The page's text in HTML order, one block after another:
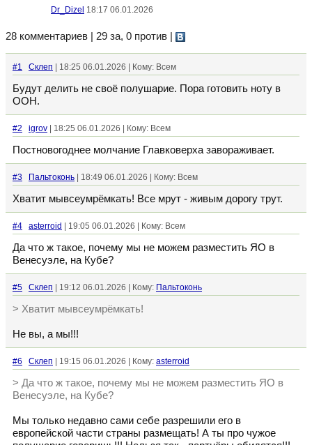
Dr_Dizel 18:17 06.01.2026
28 комментариев | 29 за, 0 против
#1 Склеп | 18:25 06.01.2026 | Кому: Всем
Будут делить не своё полушарие. Пора готовить ноту в
ООН.
#2 igrov | 18:25 06.01.2026 | Кому: Всем
Постновогоднее молчание Главковерха завораживает.
#3 Пальтоконь | 18:49 06.01.2026 | Кому: Всем
Хватит мывсеумрёмкать! Все мрут - живым дорогу трут.
#4 asterroid | 19:05 06.01.2026 | Кому: Всем
Да что ж такое, почему мы не можем разместить ЯО в
Венесуэле, на Кубе?
#5 Склеп | 19:12 06.01.2026 | Кому: Пальтоконь
> Хватит мывсеумрёмкать!
Не вы, а мы!!!
#6 Склеп | 19:15 06.01.2026 | Кому: asterroid
> Да что ж такое, почему мы не можем разместить ЯО в
Венесуэле, на Кубе?
Мы только недавно сами себе разрешили его в
европейской части страны размещать! А ты про чужое